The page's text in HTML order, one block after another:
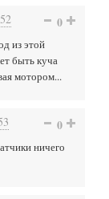
0
из этой
быть куча
мотором...
0
ничего